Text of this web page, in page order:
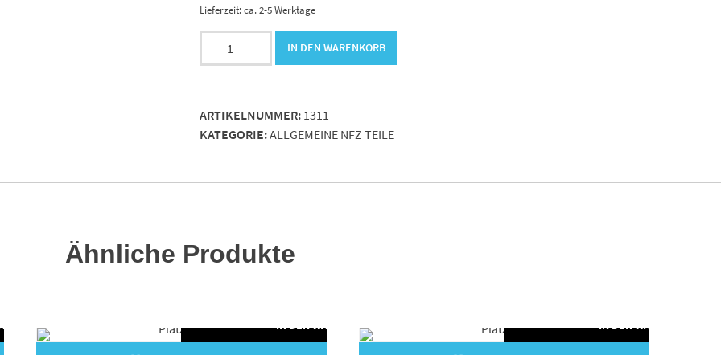
Lieferzeit: ca. 2-5 Werktage
Rückstrahler
Kammer
in
Gummifassung
IN DEN WARENKORB
ARTIKELNUMMER: 1311
KATEGORIE:ALLGEMEINE NFZ TEILE
Ähnliche Produkte
IN DEN WARENKORB IN DEN WARENKORB